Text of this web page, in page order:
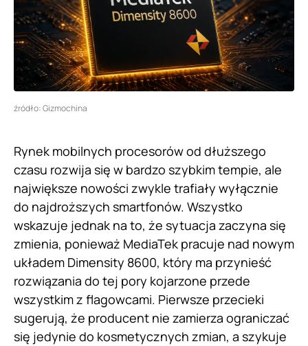
źródło: Gizmochina
Rynek mobilnych procesorów od dłuższego
czasu rozwija się w bardzo szybkim tempie, ale
największe nowości zwykle trafiały wyłącznie
do najdroższych smartfonów. Wszystko
wskazuje jednak na to, że sytuacja zaczyna się
zmienia, ponieważ MediaTek pracuje nad nowym
układem Dimensity 8600, który ma przynieść
rozwiązania do tej pory kojarzone przede
wszystkim z flagowcami. Pierwsze przecieki
sugerują, że producent nie zamierza ograniczać
się jedynie do kosmetycznych zmian, a szykuje